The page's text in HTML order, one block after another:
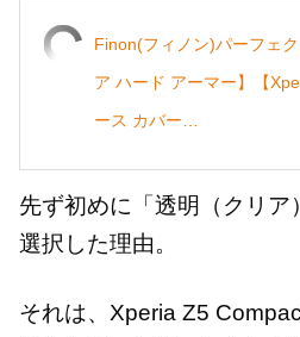
Finon(フィノン)パーフェ
ア ハード アーマー】【
ース カバー…
先ず初めに「透明（クリア
選択した理由。
それは、Xperia Z5